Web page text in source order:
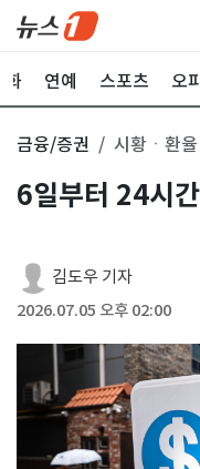
화 연예 스포츠 오
금융/증권 시황ㆍ환율
6일부터 24시
김도우 기자
2026.07.05 오후 02:00